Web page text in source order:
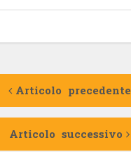
Articolo precedente
Articolo successivo